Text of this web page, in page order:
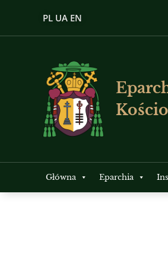
PL UA EN
Główna Eparchia